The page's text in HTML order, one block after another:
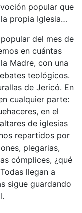
popular que
propia Iglesia…
del mes de
en cuántas
Madre, con una
teológicos.
de Jericó. En
cualquier parte:
en el
de iglesias
repartidos por
plegarias,
cómplices, ¿qué
llegan a
sigue guardando